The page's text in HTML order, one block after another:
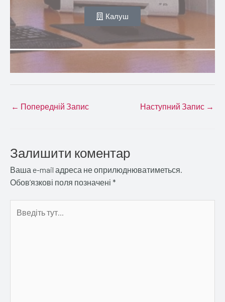
Калуш
← Попередній Запис Наступний Запис →
Залишити коментар
Ваша e-mail адреса не оприлюднюватиметься.
Обов’язкові поля позначені *
тут...